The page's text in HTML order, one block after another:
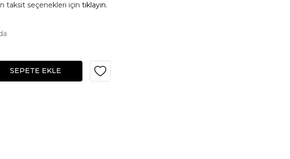
taksit seçenekleri için tıklayın.
SEPETE EKLE